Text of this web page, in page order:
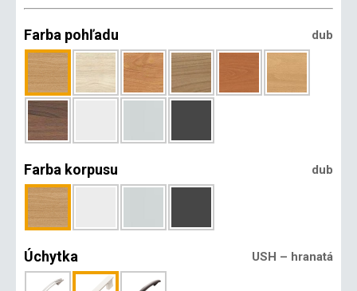
Farba pohľadu dub
Farba korpusu dub
Úchytka USH – hranatá